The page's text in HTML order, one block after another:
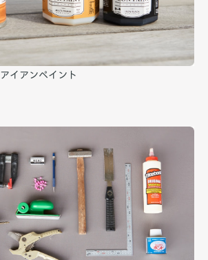
イアンペイント